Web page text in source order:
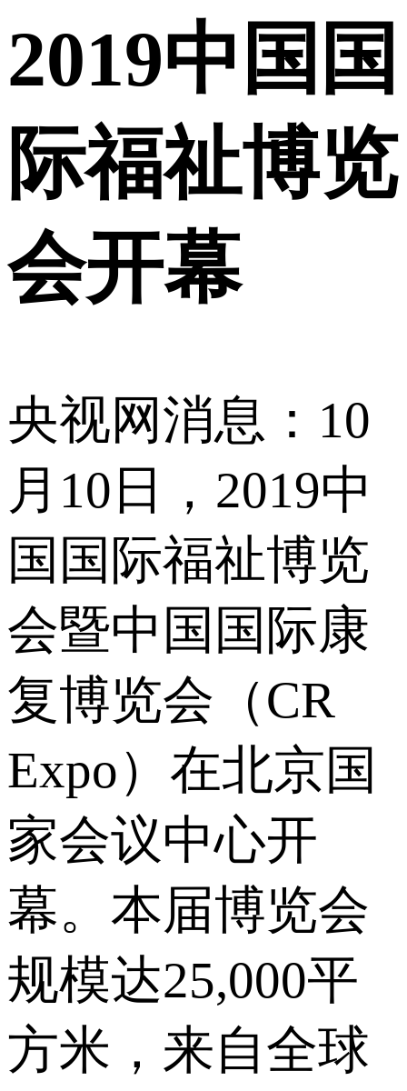
2019中国国
际福祉博览
会开幕
央视网消息：10
月10日，2019中
国国际福祉博览
会暨中国国际康
复博览会（CR
Expo）在北京国
家会议中心开
幕。本届博览会
规模达25,000平
方米，来自全球